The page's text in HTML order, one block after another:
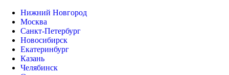
Нижний Новгород
Москва
Санкт-Петербург
Новосибирск
Екатеринбург
Казань
Челябинск